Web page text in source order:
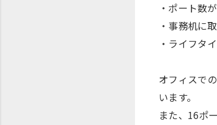
・ポート数
・事務机に
・ライフタ
オフィスで
います。
また、16ポ